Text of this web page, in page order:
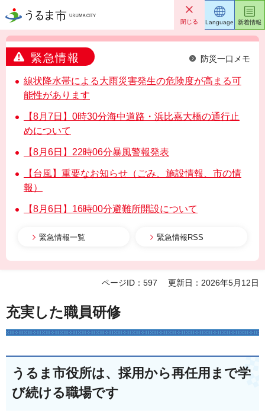
うるま市 閉じる
緊急情報 防災一口メモ
線状降水帯による大雨災害発生の危険度が高まる可
能性があります
【8月7日】0時30分海中道路・浜比嘉大橋の通行止
めについて
【8月6日】22時06分暴風警報発表
【台風】重要なお知らせ（ごみ、施設情報、市の情
報）
【8月6日】16時00分避難所開設について
緊急情報一覧 緊急情報RSS
Language 新着情報
ページID：597 更新日：2026年5月12日
充実した職員研修
うるま市役所は、採用から再任用まで学
び続ける職場です